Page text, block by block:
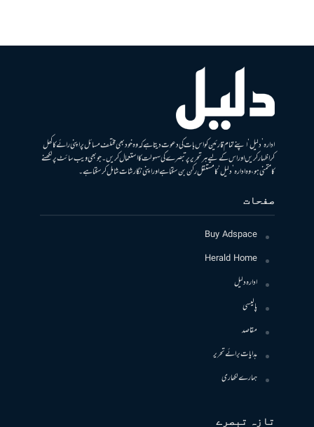
ادارہ ’دلیل‘ اپنے تمام قارئین کو اس بات کی دعوت دیتا ہے کہ وہ خود بھی مختلف مسائل پر اپنی رائے کا کھل
کر اظہار کریں اور اس کے لیے ہر تحریر پر تبصرے کی سہولت کا استعمال کریں۔ جو بھی ویب سائٹ پر لکھنے
کا متمنی ہو، وہ ادارہ ’دلیل‘ کا مستقل رکن بن سکتا ہے اور اپنی نگارشات شامل کرسکتا ہے۔
صفحات
Buy Adspace
Herald Home
ادارہ دلیل
پالیسی
مقاصد
ہدایات برائے تحریر
ہمارے لکھاری
تازہ تبصرے